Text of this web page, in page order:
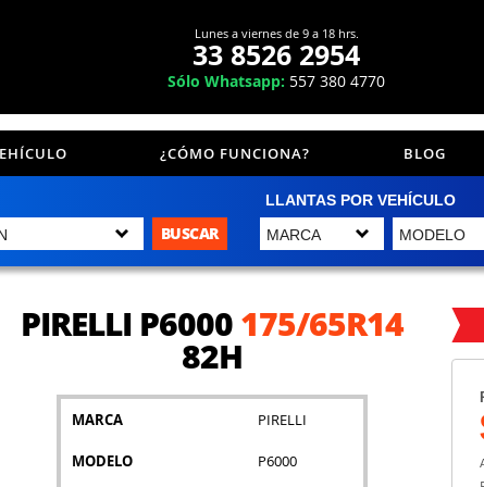
Lunes a viernes de 9 a 18 hrs.
33 8526 2954
Sólo Whatsapp: 557 380 4770
¿CÓMO FUNCIONA? BLOG
BUSCAR
LLANTAS POR VEHÍCULO
PIRELLI P6000175/65R14
82H
MARCA PIRELLI
MODELO P6000